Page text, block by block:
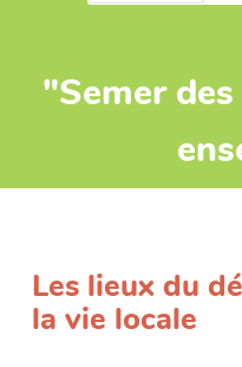
"Semer
Les lieux du
la vie locale